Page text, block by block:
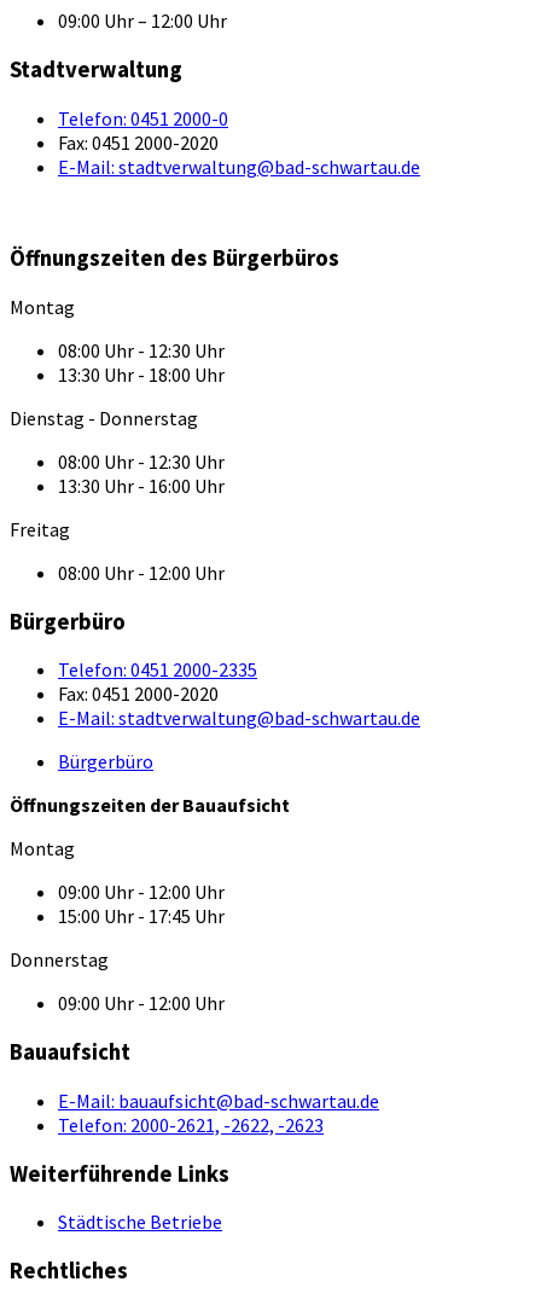
09:00 Uhr – 12:00 Uhr
Stadtverwaltung
Telefon: 0451 2000-0
Fax: 0451 2000-2020
E-Mail: stadtverwaltung@bad-schwartau.de
Öffnungszeiten des Bürgerbüros
Montag
08:00 Uhr - 12:30 Uhr
13:30 Uhr - 18:00 Uhr
Dienstag - Donnerstag
08:00 Uhr - 12:30 Uhr
13:30 Uhr - 16:00 Uhr
Freitag
08:00 Uhr - 12:00 Uhr
Bürgerbüro
Telefon: 0451 2000-2335
Fax: 0451 2000-2020
E-Mail: stadtverwaltung@bad-schwartau.de
Bürgerbüro
Öffnungszeiten der Bauaufsicht
Montag
09:00 Uhr - 12:00 Uhr
15:00 Uhr - 17:45 Uhr
Donnerstag
09:00 Uhr - 12:00 Uhr
Bauaufsicht
E-Mail: bauaufsicht@bad-schwartau.de
Telefon: 2000-2621, -2622, -2623
Weiterführende Links
Städtische Betriebe
Rechtliches